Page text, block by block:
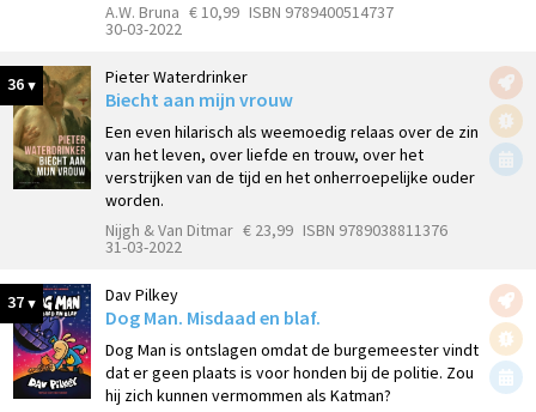
A.W. Bruna € 10,99 ISBN 9789400514737
30-03-2022
36 Pieter Waterdrinker
Biecht aan mijn vrouw
Een even hilarisch als weemoedig relaas over de zin
van het leven, over liefde en trouw, over het
verstrijken van de tijd en het onherroepelijke ouder
worden.
Nijgh & Van Ditmar € 23,99 ISBN 9789038811376
31-03-2022
37 Dav Pilkey
Dog Man. Misdaad en blaf.
Dog Man is ontslagen omdat de burgemeester vindt
dat er geen plaats is voor honden bij de politie. Zou
hij zich kunnen vermommen als Katman?